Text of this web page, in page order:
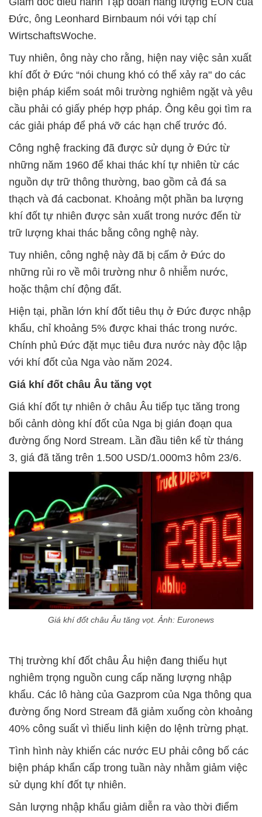
Đức, ông Leonhard Birnbaum nói với tạp chí
WirtschaftsWoche.
Tuy nhiên, ông này cho rằng, hiện nay việc sản xuất
khí đốt ở Đức “nói chung khó có thể xảy ra" do các
biện pháp kiểm soát môi trường nghiêm ngặt và yêu
cầu phải có giấy phép hợp pháp. Ông kêu gọi tìm ra
các giải pháp để phá vỡ các hạn chế trước đó.
Công nghệ fracking đã được sử dụng ở Đức từ
những năm 1960 để khai thác khí tự nhiên từ các
nguồn dự trữ thông thường, bao gồm cả đá sa
thạch và đá cacbonat. Khoảng một phần ba lượng
khí đốt tự nhiên được sản xuất trong nước đến từ
trữ lượng khai thác bằng công nghệ này.
Tuy nhiên, công nghệ này đã bị cấm ở Đức do
những rủi ro về môi trường như ô nhiễm nước,
hoặc thậm chí động đất.
Hiện tại, phần lớn khí đốt tiêu thụ ở Đức được nhập
khẩu, chỉ khoảng 5% được khai thác trong nước.
Chính phủ Đức đặt mục tiêu đưa nước này độc lập
với khí đốt của Nga vào năm 2024.
Giá khí đốt châu Âu tăng vọt
Giá khí đốt tự nhiên ở châu Âu tiếp tục tăng trong
bối cảnh dòng khí đốt của Nga bị gián đoạn qua
đường ống Nord Stream. Lần đầu tiên kể từ tháng
3, giá đã tăng trên 1.500 USD/1.000m3 hôm 23/6.
Giá khí đốt châu Âu tăng vọt. Ảnh: Euronews
Thị trường khí đốt châu Âu hiện đang thiếu hụt
nghiêm trọng nguồn cung cấp năng lượng nhập
khẩu. Các lô hàng của Gazprom của Nga thông qua
đường ống Nord Stream đã giảm xuống còn khoảng
40% công suất vì thiếu linh kiện do lệnh trừng phạt.
Tình hình này khiến các nước EU phải công bố các
biện pháp khẩn cấp trong tuần này nhằm giảm việc
sử dụng khí đốt tự nhiên.
Sản lượng nhập khẩu giảm diễn ra vào thời điểm